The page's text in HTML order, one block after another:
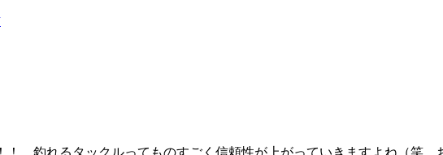
！ 釣れるタックルってものすごく信頼性が上がっていきますよね（笑